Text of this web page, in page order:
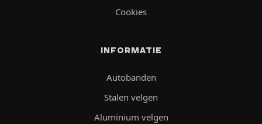
Cookies
INFORMATIE
Autobanden
Stalen velgen
Aluminium velgen